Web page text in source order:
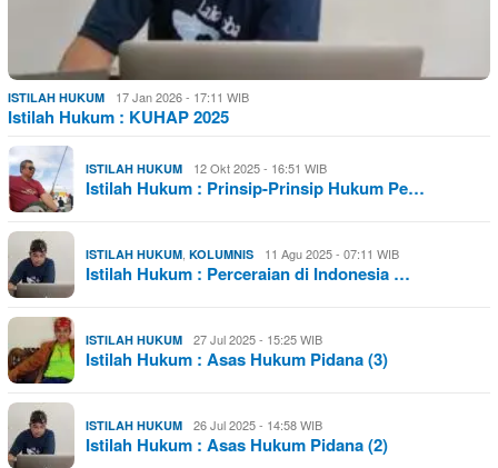
ISTILAH HUKUM 17 Jan 2026 - 17:11 WIB
Istilah Hukum : KUHAP 2025
ISTILAH HUKUM 12 Okt 2025 - 16:51 WIB
Istilah Hukum : Prinsip-Prinsip Hukum Pe…
ISTILAH HUKUM, KOLUMNIS 11 Agu 2025 - 07:11 WIB
Istilah Hukum : Perceraian di Indonesia …
ISTILAH HUKUM 27 Jul 2025 - 15:25 WIB
Istilah Hukum : Asas Hukum Pidana (3)
ISTILAH HUKUM 26 Jul 2025 - 14:58 WIB
Istilah Hukum : Asas Hukum Pidana (2)